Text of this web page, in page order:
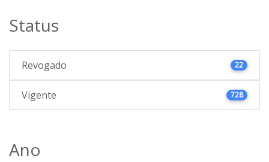
Status
Revogado 22
Vigente 728
Ano